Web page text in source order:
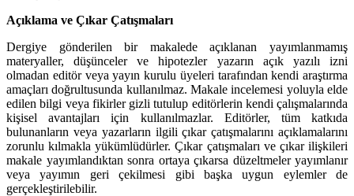
Açıklama ve Çıkar Çatışmaları
Dergiye gönderilen bir makalede açıklanan yayımlanmamış
materyaller, düşünceler ve hipotezler yazarın açık yazılı izni
olmadan editör veya yayın kurulu üyeleri tarafından kendi araştırma
amaçları doğrultusunda kullanılmaz. Makale incelemesi yoluyla elde
edilen bilgi veya fikirler gizli tutulup editörlerin kendi çalışmalarında
kişisel avantajları için kullanılmazlar. Editörler, tüm katkıda
bulunanların veya yazarların ilgili çıkar çatışmalarını açıklamalarını
zorunlu kılmakla yükümlüdürler. Çıkar çatışmaları ve çıkar ilişkileri
makale yayımlandıktan sonra ortaya çıkarsa düzeltmeler yayımlanır
veya yayımın geri çekilmesi gibi başka uygun eylemler de
gerçekleştirilebilir.